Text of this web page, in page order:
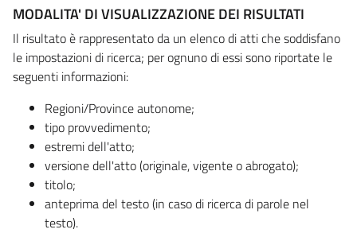
MODALITA' DI VISUALIZZAZIONE DEI RISULTATI
Il risultato è rappresentato da un elenco di atti che soddisfano
le impostazioni di ricerca; per ognuno di essi sono riportate le
seguenti informazioni:
Regioni/Province autonome;
tipo provvedimento;
estremi dell'atto;
versione dell'atto (originale, vigente o abrogato);
titolo;
anteprima del testo (in caso di ricerca di parole nel
testo).